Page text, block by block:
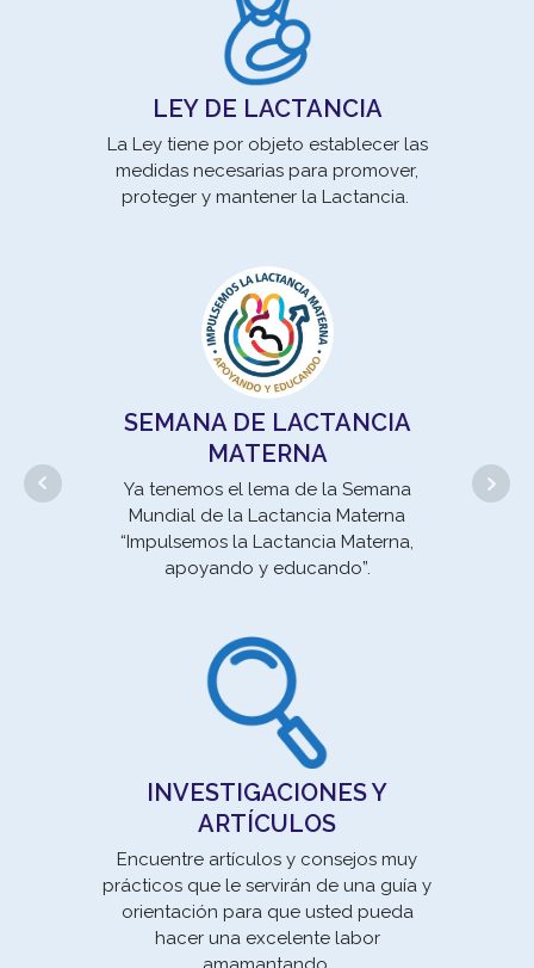
LEY DE LACTANCIA
La Ley tiene por objeto establecer las
medidas necesarias para promover,
proteger y mantener la Lactancia.
SEMANA DE LACTANCIA
MATERNA
Ya tenemos el lema de la Semana
Mundial de la Lactancia Materna
“Impulsemos la Lactancia Materna,
apoyando y educando”.
INVESTIGACIONES Y
ARTÍCULOS
Encuentre artículos y consejos muy
prácticos que le servirán de una guía y
orientación para que usted pueda
hacer una excelente labor